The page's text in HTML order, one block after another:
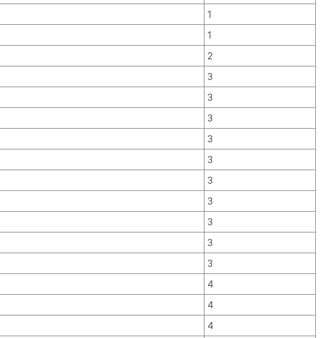
1
1
2
3
3
3
3
3
3
3
3
3
3
4
4
4